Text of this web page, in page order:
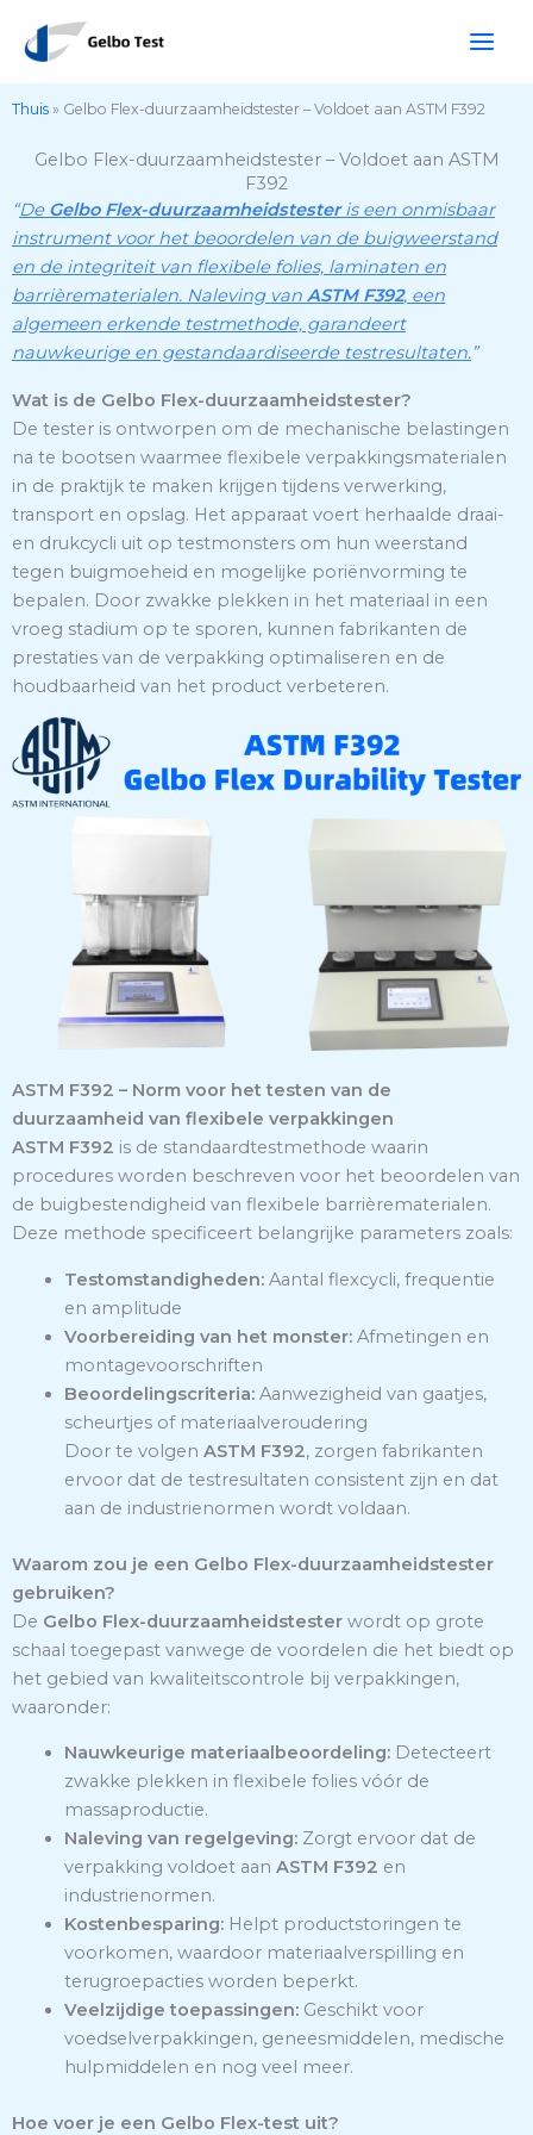
naar
inhoud
Thuis » Gelbo Flex-duurzaamheidstester – Voldoet aan ASTM F392
Gelbo Flex-duurzaamheidstester – Voldoet aan ASTM
F392
“De Gelbo Flex-duurzaamheidstesteris een onmisbaar
instrument voor het beoordelen van de buigweerstand
en de integriteit van flexibele folies, laminaten en
barrièrematerialen. Naleving van ASTM F392, een
algemeen erkende testmethode, garandeert
nauwkeurige en gestandaardiseerde testresultaten.”
Wat is de Gelbo Flex-duurzaamheidstester?
De tester is ontworpen om de mechanische belastingen
na te bootsen waarmee flexibele verpakkingsmaterialen
in de praktijk te maken krijgen tijdens verwerking,
transport en opslag. Het apparaat voert herhaalde draai-
en drukcycli uit op testmonsters om hun weerstand
tegen buigmoeheid en mogelijke poriënvorming te
bepalen. Door zwakke plekken in het materiaal in een
vroeg stadium op te sporen, kunnen fabrikanten de
prestaties van de verpakking optimaliseren en de
houdbaarheid van het product verbeteren.
ASTM F392 – Norm voor het testen van de
duurzaamheid van flexibele verpakkingen
ASTM F392 is de standaardtestmethode waarin
procedures worden beschreven voor het beoordelen van
de buigbestendigheid van flexibele barrièrematerialen.
Deze methode specificeert belangrijke parameters zoals:
Testomstandigheden:Aantal flexcycli, frequentie
en amplitude
Voorbereiding van het monster:Afmetingen en
montagevoorschriften
Beoordelingscriteria:Aanwezigheid van gaatjes,
scheurtjes of materiaalveroudering
Door te volgen ASTM F392, zorgen fabrikanten
ervoor dat de testresultaten consistent zijn en dat
aan de industrienormen wordt voldaan.
Waarom zou je een Gelbo Flex-duurzaamheidstester
gebruiken?
De Gelbo Flex-duurzaamheidstester wordt op grote
schaal toegepast vanwege de voordelen die het biedt op
het gebied van kwaliteitscontrole bij verpakkingen,
waaronder:
Nauwkeurige materiaalbeoordeling:Detecteert
zwakke plekken in flexibele folies vóór de
massaproductie.
Naleving van regelgeving:Zorgt ervoor dat de
verpakking voldoet aan ASTM F392 en
industrienormen.
Kostenbesparing:Helpt productstoringen te
voorkomen, waardoor materiaalverspilling en
terugroepacties worden beperkt.
Veelzijdige toepassingen:Geschikt voor
voedselverpakkingen, geneesmiddelen, medische
hulpmiddelen en nog veel meer.
Hoe voer je een Gelbo Flex-test uit?